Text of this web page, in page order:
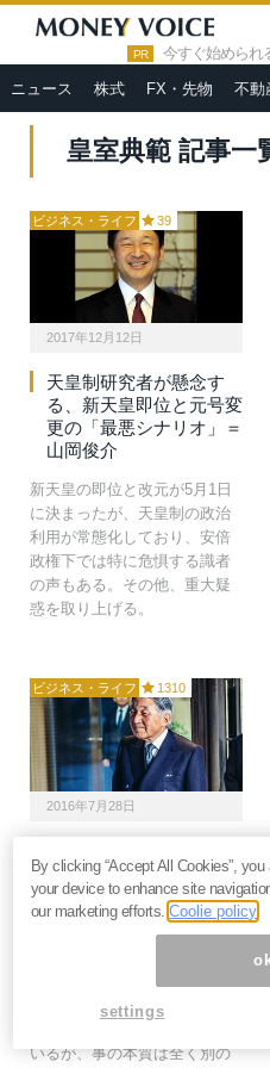
PR 今すぐ始められ
ニュース 株式 FX・先物 不動
HOME » 皇室典範
皇室典範 記事一
ビジネス・ライフ 39
2017年12月12日
天皇制研究者が懸念す
る、新天皇即位と元号変
更の「最悪シナリオ」＝
山岡俊介
新天皇の即位と改元が5月1日
に決まったが、天皇制の政治
利用が常態化しており、安倍
政権下では特に危惧する識者
の声もある。その他、重大疑
惑を取り上げる。
ビジネス・ライフ 1310
2016年7月28日
生前退位は日本人を守る
最終兵器となるか＝不破
利晴
健康面を中心とする論調でこ
いるが、事の本質は全く別の
By clicking “Accept All Cookies”,
your device to enhance site
our marketing efforts.Coolie policy
settings